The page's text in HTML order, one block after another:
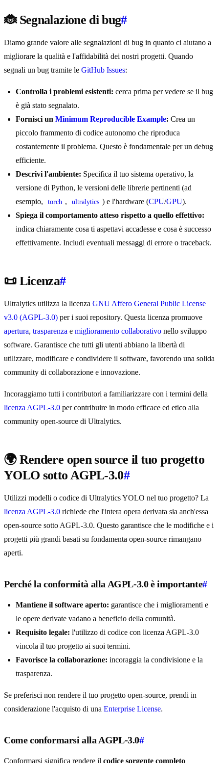
🐞 Segnalazione di bug#
Diamo grande valore alle segnalazioni di bug in quanto ci aiutano a
migliorare la qualità e l'affidabilità dei nostri progetti. Quando
segnali un bug tramite le GitHub Issues:
Controlla i problemi esistenti: cerca prima per vedere se il bug
è già stato segnalato.
Fornisci un Minimum Reproducible Example: Crea un
piccolo frammento di codice autonomo che riproduca
costantemente il problema. Questo è fondamentale per un debug
efficiente.
Descrivi l'ambiente: Specifica il tuo sistema operativo, la
versione di Python, le versioni delle librerie pertinenti (ad
esempio,
torch , ultralytics ) e l'hardware (CPU/GPU).
Spiega il comportamento atteso rispetto a quello effettivo:
indica chiaramente cosa ti aspettavi accadesse e cosa è successo
effettivamente. Includi eventuali messaggi di errore o traceback.
📜 Licenza#
Ultralytics utilizza la licenza GNU Affero General Public License
v3.0 (AGPL-3.0) per i suoi repository. Questa licenza promuove
apertura, trasparenza e miglioramento collaborativo nello sviluppo
software. Garantisce che tutti gli utenti abbiano la libertà di
utilizzare, modificare e condividere il software, favorendo una solida
community di collaborazione e innovazione.
Incoraggiamo tutti i contributori a familiarizzare con i termini della
licenza AGPL-3.0 per contribuire in modo efficace ed etico alla
community open-source di Ultralytics.
🌍 Rendere open source il tuo progetto
YOLO sotto AGPL-3.0#
Utilizzi modelli o codice di Ultralytics YOLO nel tuo progetto? La
licenza AGPL-3.0 richiede che l'intera opera derivata sia anch'essa
open-source sotto AGPL-3.0. Questo garantisce che le modifiche e i
progetti più grandi basati su fondamenta open-source rimangano
aperti.
Perché la conformità alla AGPL-3.0 è importante#
Mantiene il software aperto: garantisce che i miglioramenti e
le opere derivate vadano a beneficio della comunità.
Requisito legale: l'utilizzo di codice con licenza AGPL-3.0
vincola il tuo progetto ai suoi termini.
Favorisce la collaborazione: incoraggia la condivisione e la
trasparenza.
Se preferisci non rendere il tuo progetto open-source, prendi in
considerazione l'acquisto di una Enterprise License.
Come conformarsi alla AGPL-3.0#
Conformarsi significa rendere il codice sorgente completo